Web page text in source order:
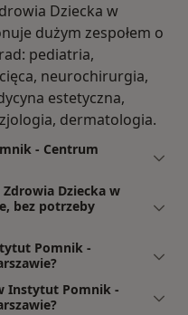
Dziecka w
dużym zespołem o
pediatria,
neurochirurgia,
estetyczna,
dermatologia.
- Centrum
Dziecka w
bez potrzeby
Pomnik -
Instytut Pomnik -